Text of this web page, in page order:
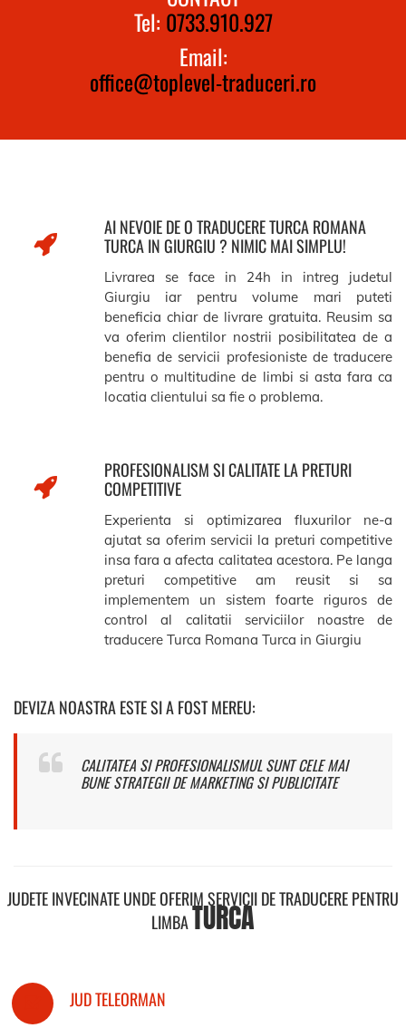
Tel: 0733.910.927
Email:
office@toplevel-traduceri.ro
AI NEVOIE DE O TRADUCERE TURCA ROMANA
TURCA IN GIURGIU ? NIMIC MAI SIMPLU!
Livrarea se face in 24h in intreg judetul
Giurgiu iar pentru volume mari puteti
beneficia chiar de livrare gratuita. Reusim sa
va oferim clientilor nostrii posibilitatea de a
benefia de servicii profesioniste de traducere
pentru o multitudine de limbi si asta fara ca
locatia clientului sa fie o problema.
PROFESIONALISM SI CALITATE LA PRETURI
COMPETITIVE
Experienta si optimizarea fluxurilor ne-a
ajutat sa oferim servicii la preturi competitive
insa fara a afecta calitatea acestora. Pe langa
preturi competitive am reusit si sa
implementem un sistem foarte riguros de
control al calitatii serviciilor noastre de
traducere Turca Romana Turca in Giurgiu
DEVIZA NOASTRA ESTE SI A FOST MEREU:
CALITATEA SI PROFESIONALISMUL SUNT CELE MAI
BUNE STRATEGII DE MARKETING SI PUBLICITATE
JUDETE INVECINATE UNDE OFERIM SERVICII DE TRADUCERE PENTRU
LIMBATURCA
JUD TELEORMAN